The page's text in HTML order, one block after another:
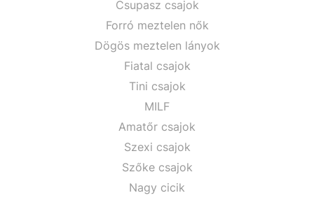
Csupasz csajok
Forró meztelen nők
Dögös meztelen lányok
Fiatal csajok
Tini csajok
MILF
Amatőr csajok
Szexi csajok
Szőke csajok
Nagy cicik